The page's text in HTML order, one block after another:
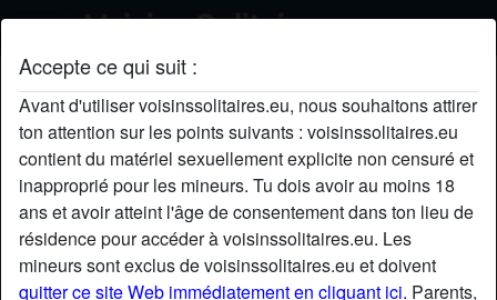
Accepte ce qui suit :
Avant d'utiliser voisinssolitaires.eu, nous souhaitons attirer
ton attention sur les points suivants : voisinssolitaires.eu
contient du matériel sexuellement explicite non censuré et
inapproprié pour les mineurs. Tu dois avoir au moins 18
ans et avoir atteint l'âge de consentement dans ton lieu de
résidence pour accéder à voisinssolitaires.eu. Les
mineurs sont exclus de voisinssolitaires.eu et doivent
quitter ce site Web immédiatement en cliquant ici. Parents,
MHeleneR's profil